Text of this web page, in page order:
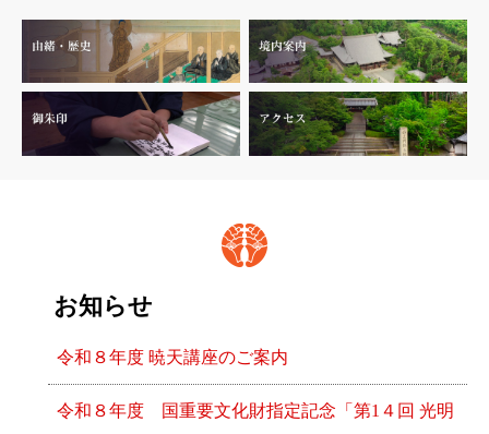
お知らせ
令和８年度 暁天講座のご案内
令和８年度 国重要文化財指定記念「第1４回 光明